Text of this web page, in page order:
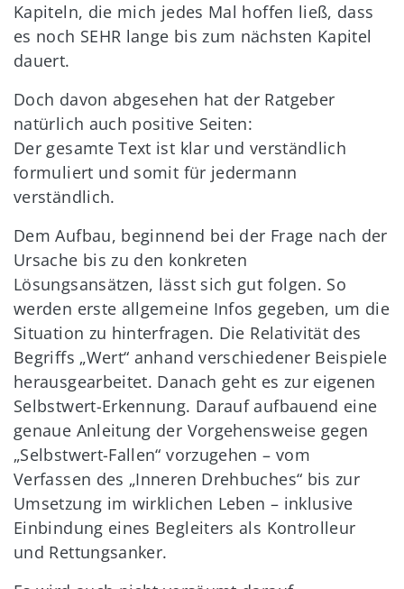
Kapiteln, die mich jedes Mal hoffen ließ, dass
es noch SEHR lange bis zum nächsten Kapitel
dauert.
Doch davon abgesehen hat der Ratgeber
natürlich auch positive Seiten:
Der gesamte Text ist klar und verständlich
formuliert und somit für jedermann
verständlich.
Dem Aufbau, beginnend bei der Frage nach der
Ursache bis zu den konkreten
Lösungsansätzen, lässt sich gut folgen. So
werden erste allgemeine Infos gegeben, um die
Situation zu hinterfragen. Die Relativität des
Begriffs „Wert“ anhand verschiedener Beispiele
herausgearbeitet. Danach geht es zur eigenen
Selbstwert-Erkennung. Darauf aufbauend eine
genaue Anleitung der Vorgehensweise gegen
„Selbstwert-Fallen“ vorzugehen – vom
Verfassen des „Inneren Drehbuches“ bis zur
Umsetzung im wirklichen Leben – inklusive
Einbindung eines Begleiters als Kontrolleur
und Rettungsanker.